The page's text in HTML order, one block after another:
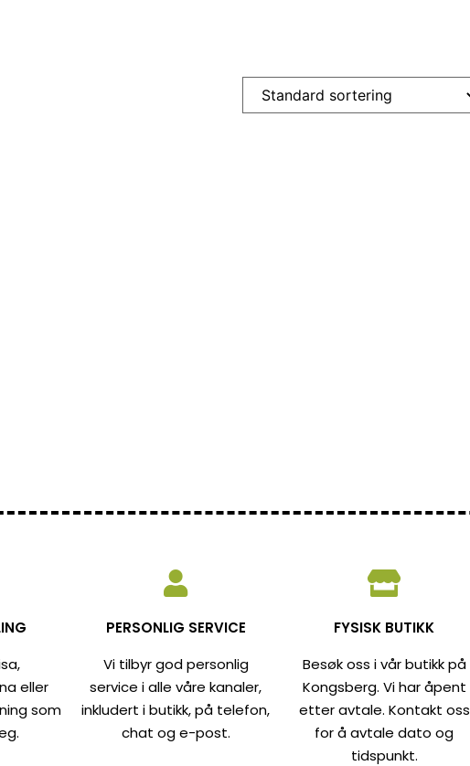
eller
som
PERSONLIG SERVICE
Vi tilbyr god personlig
service i alle våre kanaler,
inkludert i butikk, på telefon,
chat og e-post.
FYSISK BUTIKK
Besøk oss i vår butikk på
Kongsberg. Vi har åpent
etter avtale. Kontakt oss
for å avtale dato og
tidspunkt.